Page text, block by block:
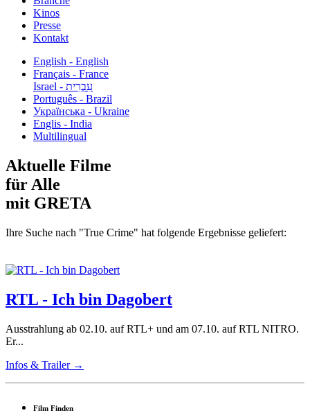
Kinos
Presse
Kontakt
English - English
Français - France
עִבְרִית - Israel
Português - Brazil
Українська - Ukraine
Englis - India
Multilingual
Aktuelle Filme
für Alle
mit GRETA
Ihre Suche nach "True Crime" hat folgende Ergebnisse geliefert:
RTL - Ich bin Dagobert
Ausstrahlung ab 02.10. auf RTL+ und am 07.10. auf RTL NITRO.
Er...
Infos & Trailer →
Film Finden